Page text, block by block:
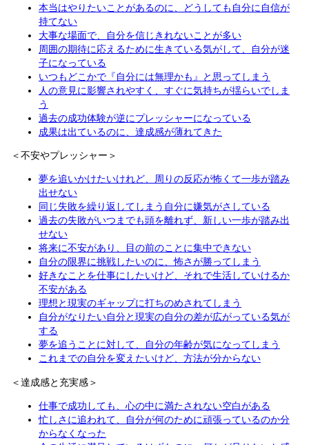
本当はやりたいことがあるのに、どうしても自分に自信が
持てない
大事な場面で、自分を信じきれないことが多い
周囲の期待に応えるために生きている気がして、自分が迷
子になっている
いつもどこかで『自分には無理かも』と思ってしまう
人の意見に影響されやすく、すぐに気持ちが揺らいでしま
う
過去の成功体験が逆にプレッシャーになっている
成果は出ているのに、達成感が薄れてきた
＜不安やプレッシャー＞
夢を追いかけたいけれど、周りの反応が怖くて一歩が踏み
出せない
同じ失敗を繰り返してしまう自分に嫌気がさしている
過去の失敗がいつまでも頭を離れず、新しい一歩が踏み出
せない
将来に不安があり、目の前のことに集中できない
自分の限界に挑戦したいのに、怖さが勝ってしまう
好きなことを仕事にしたいけど、それで生活していけるか
不安がある
理想と現実のギャップに打ちのめされてしまう
自分がなりたい自分と現実の自分の差が広がっている気が
する
夢を追うことに対して、自分の年齢が気になってしまう
これまでの自分を変えたいけど、方法が分からない
＜達成感と充実感＞
仕事で成功しても、心の中に満たされない空白がある
忙しさに追われて、自分が何のために頑張っているのか分
からなくなった